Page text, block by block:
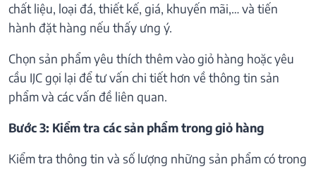
chất liệu, loại đá, thiết kế, giá, khuyến mãi,… và tiến
hành đặt hàng nếu thấy ưng ý.
Chọn sản phẩm yêu thích thêm vào giỏ hàng hoặc yêu
cầu IJC gọi lại để tư vấn chi tiết hơn về thông tin sản
phẩm và các vấn đề liên quan.
Bước 3: Kiểm tra các sản phẩm trong giỏ hàng
Kiểm tra thông tin và số lượng những sản phẩm có trong